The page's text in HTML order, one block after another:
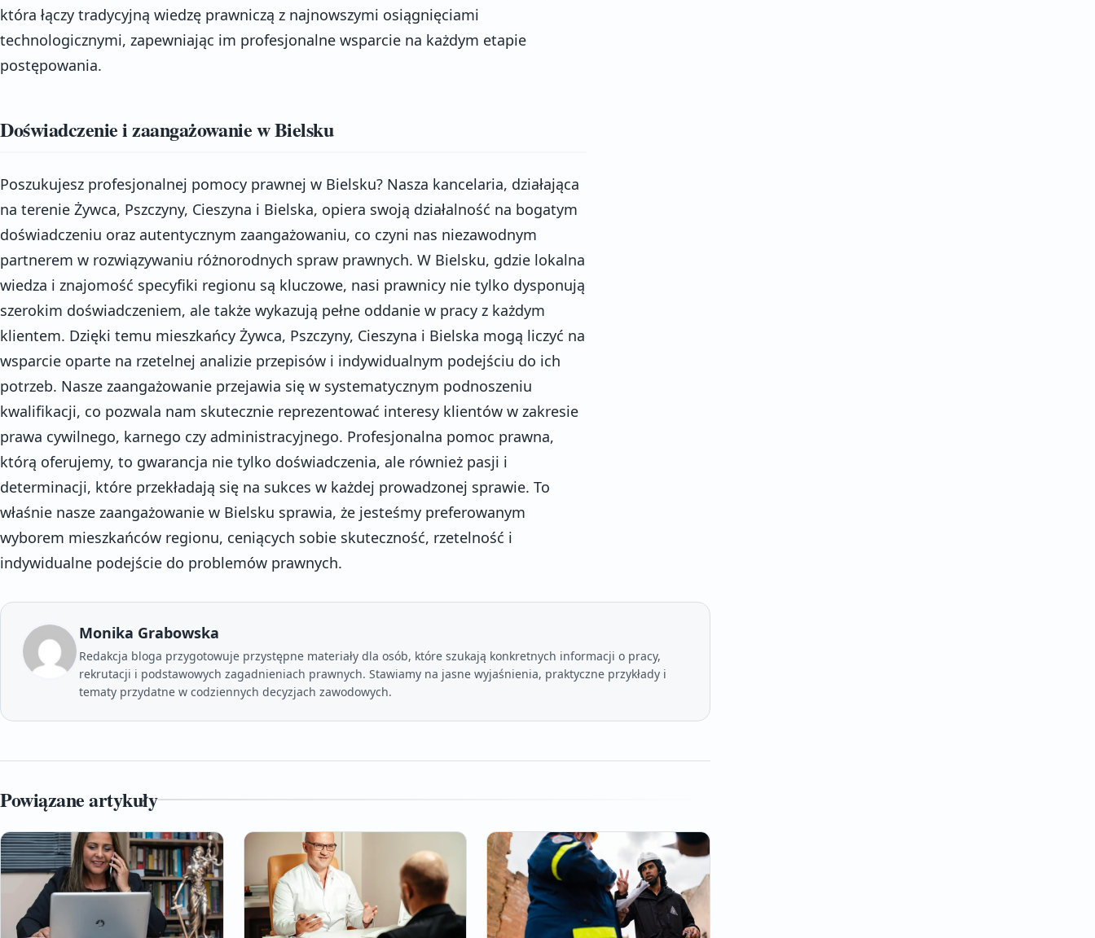
która łączy tradycyjną wiedzę prawniczą z najnowszymi osiągnięciami
technologicznymi, zapewniając im profesjonalne wsparcie na każdym etapie
postępowania.
Doświadczenie i zaangażowanie w Bielsku
Poszukujesz profesjonalnej pomocy prawnej w Bielsku? Nasza kancelaria, działająca
na terenie Żywca, Pszczyny, Cieszyna i Bielska, opiera swoją działalność na bogatym
doświadczeniu oraz autentycznym zaangażowaniu, co czyni nas niezawodnym
partnerem w rozwiązywaniu różnorodnych spraw prawnych. W Bielsku, gdzie lokalna
wiedza i znajomość specyfiki regionu są kluczowe, nasi prawnicy nie tylko dysponują
szerokim doświadczeniem, ale także wykazują pełne oddanie w pracy z każdym
klientem. Dzięki temu mieszkańcy Żywca, Pszczyny, Cieszyna i Bielska mogą liczyć na
wsparcie oparte na rzetelnej analizie przepisów i indywidualnym podejściu do ich
potrzeb. Nasze zaangażowanie przejawia się w systematycznym podnoszeniu
kwalifikacji, co pozwala nam skutecznie reprezentować interesy klientów w zakresie
prawa cywilnego, karnego czy administracyjnego. Profesjonalna pomoc prawna,
którą oferujemy, to gwarancja nie tylko doświadczenia, ale również pasji i
determinacji, które przekładają się na sukces w każdej prowadzonej sprawie. To
właśnie nasze zaangażowanie w Bielsku sprawia, że jesteśmy preferowanym
wyborem mieszkańców regionu, ceniących sobie skuteczność, rzetelność i
indywidualne podejście do problemów prawnych.
Monika Grabowska
Redakcja bloga przygotowuje przystępne materiały dla osób, które szukają konkretnych informacji o pracy,
rekrutacji i podstawowych zagadnieniach prawnych. Stawiamy na jasne wyjaśnienia, praktyczne przykłady i
tematy przydatne w codziennych decyzjach zawodowych.
Powiązane artykuły